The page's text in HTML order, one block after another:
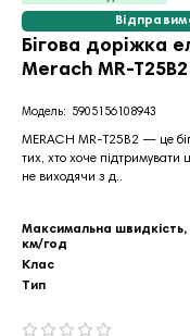
Бігова доріжка
Merach MR-T25B2
5905156108943
MERACH MR-T25B2 — це
тих, хто хоче підтримувати
не виходячи з д..
Максимальна швидкість,
км/год
Клас
Тип